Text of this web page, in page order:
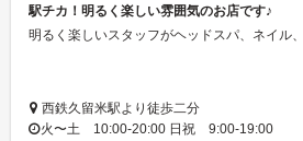
駅チカ！明るく楽しい雰囲気のお店です♪
西鉄久留米駅より徒歩二分
火〜土 10:00-20:00 日祝 9:00-19:00